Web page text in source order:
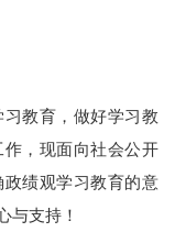
教育，做好学习教
，现面向社会公开
绩观学习教育的意
与支持！